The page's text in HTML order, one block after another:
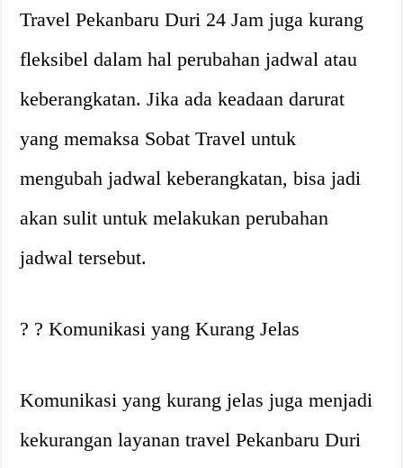
Travel Pekanbaru Duri 24 Jam juga kurang
fleksibel dalam hal perubahan jadwal atau
keberangkatan. Jika ada keadaan darurat
yang memaksa Sobat Travel untuk
mengubah jadwal keberangkatan, bisa jadi
akan sulit untuk melakukan perubahan
jadwal tersebut.
? ?️ Komunikasi yang Kurang Jelas
Komunikasi yang kurang jelas juga menjadi
kekurangan layanan travel Pekanbaru Duri